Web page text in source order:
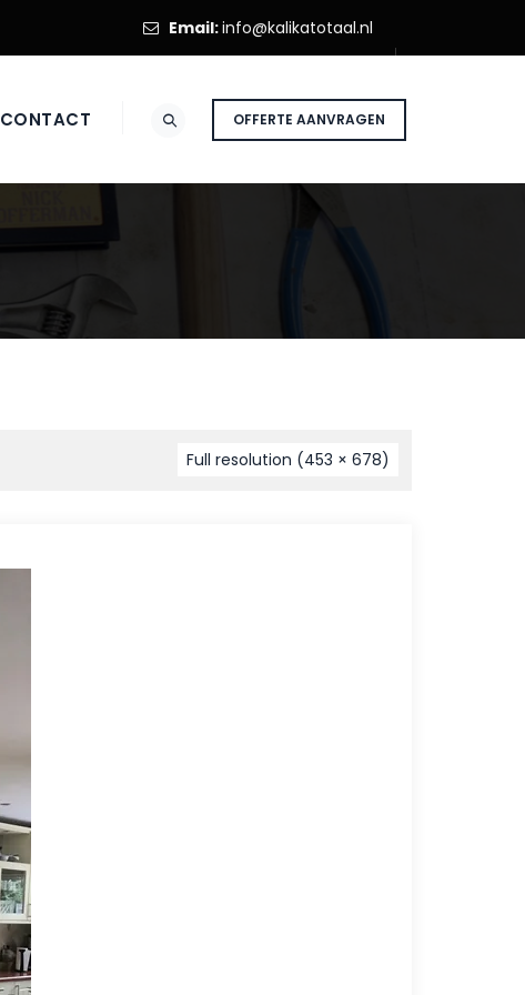
Email:info@kalikatotaal.nl
OFFERTE AANVRAGEN
CONTACT
Full resolution (453 × 678)